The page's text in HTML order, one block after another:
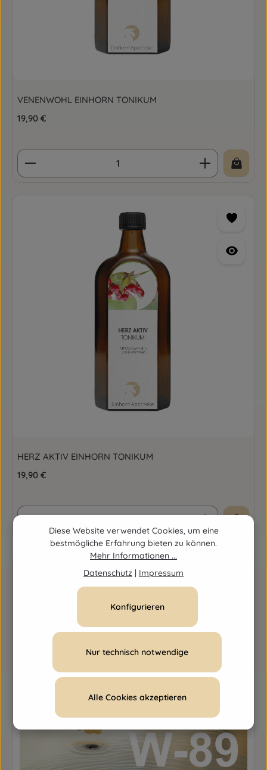
VENENWOHL EINHORN TONIKUM
Regulärer Preis:
19,90 €
Produkt Anzahl: Gib den gewünschten Wert
HERZ AKTIV EINHORN TONIKUM
Regulärer Preis:
19,90 €
Produkt Anzahl: Gib den gewünschten Wert
Diese Website verwendet Cookies, um eine
bestmögliche Erfahrung bieten zu können.
Mehr Informationen ...
Datenschutz | Impressum
Nur technisch notwendige
Konfigurieren
Alle Cookies akzeptieren